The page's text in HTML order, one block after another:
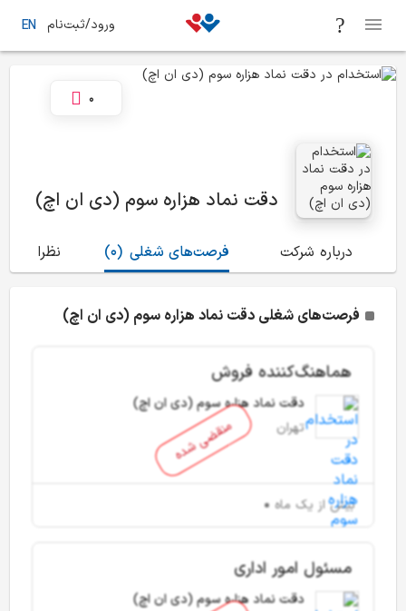
ورود/ثبت‌نام EN
دقت نماد هزاره سوم (دی ان اچ)
0
درباره شرکت (0) فرصت‌های شغلی نظرات
فرصت‌های شغلی دقت نماد هزاره سوم (دی ان اچ)
منقضی شده
هماهنگ‌کننده فروش
دقت نماد هزاره سوم (دی ان اچ)
تهران
بیش از یک ماه
مسئول امور اداری
دقت نماد هزاره سوم (دی ان اچ)